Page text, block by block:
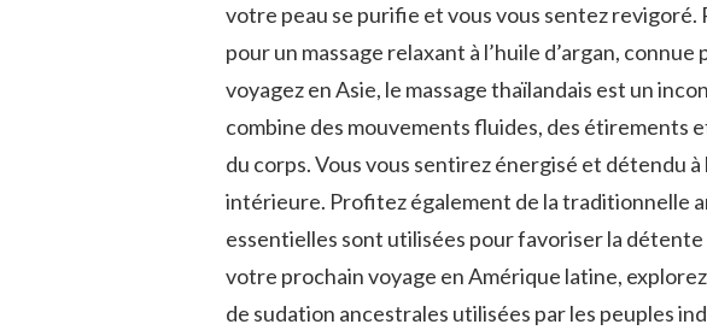
votre peau se purifie et vous vous sentez
pour‍ un massage relaxant ​à l’huile⁢ d’argan,
voyagez⁢ en‌ Asie, le massage thaïlandais est un
combine des mouvements fluides, ⁢des étirements
du ‍corps. Vous vous ​sentirez énergisé et détendu
intérieure. ​Profitez également⁤ de ​la traditionnelle
essentielles ‌sont utilisées pour favoriser⁣ la détente
votre prochain voyage en‌ Amérique latine,
de sudation ancestrales utilisées par les peuples